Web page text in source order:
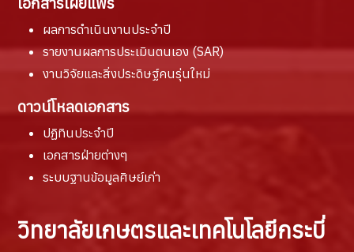
ผลการดำเนินงานประจำปี
รายงานผลการประเมินตนเอง (SAR)
งานวิจัยและสิ่งประดิษฐ์คนรุ่นใหม่
ดาวน์โหลดเอกสาร
ปฏิทินประจำปี
เอกสารฝ่ายต่างๆ
ระบบฐานข้อมูลศิษย์เก่า
วิทยาลัยเกษตรและเทคโนโลยีกระบี่